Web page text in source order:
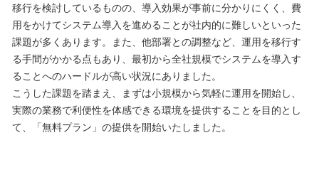
移行を検討しているものの、導入効果が事前に分かりにくく、費
用をかけてシステム導入を進めることが社内的に難しいといった
課題が多くあります。また、他部署との調整など、運用を移行す
る手間がかかる点もあり、最初から全社規模でシステムを導入す
ることへのハードルが高い状況にありました。
こうした課題を踏まえ、まずは小規模から気軽に運用を開始し、
実際の業務で利便性を体感できる環境を提供することを目的とし
て、「無料プラン」の提供を開始いたしました。